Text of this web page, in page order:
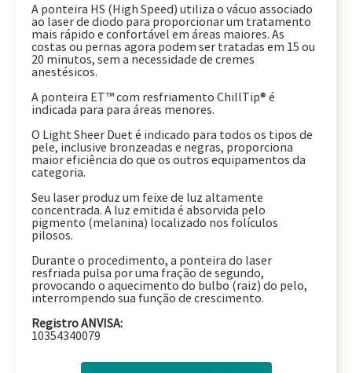
A ponteira HS (High Speed) utiliza o vácuo associado
ao laser de diodo para proporcionar um tratamento
mais rápido e confortável em áreas maiores. As
costas ou pernas agora podem ser tratadas em 15 ou
20 minutos, sem a necessidade de cremes
anestésicos.
A ponteira ET™ com resfriamento ChillTip® é
indicada para para áreas menores.
O Light Sheer Duet é indicado para todos os tipos de
pele, inclusive bronzeadas e negras, proporciona
maior eficiência do que os outros equipamentos da
categoria.
Seu laser produz um feixe de luz altamente
concentrada. A luz emitida é absorvida pelo
pigmento (melanina) localizado nos folículos
pilosos.
Durante o procedimento, a ponteira do laser
resfriada pulsa por uma fração de segundo,
provocando o aquecimento do bulbo (raiz) do pelo,
interrompendo sua função de crescimento.
Registro ANVISA:
10354340079